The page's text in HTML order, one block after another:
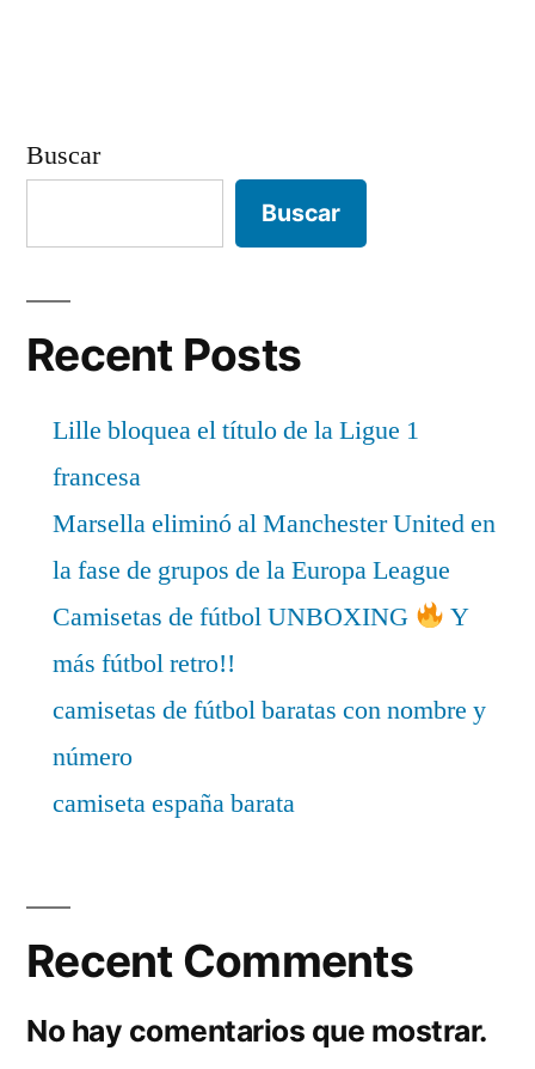
Buscar
Buscar
Recent Posts
Lille bloquea el título de la Ligue 1
francesa
Marsella eliminó al Manchester United en
la fase de grupos de la Europa League
Camisetas de fútbol UNBOXING
Y
más fútbol retro!!
camisetas de fútbol baratas con nombre y
número
camiseta españa barata
Recent Comments
No hay comentarios que mostrar.